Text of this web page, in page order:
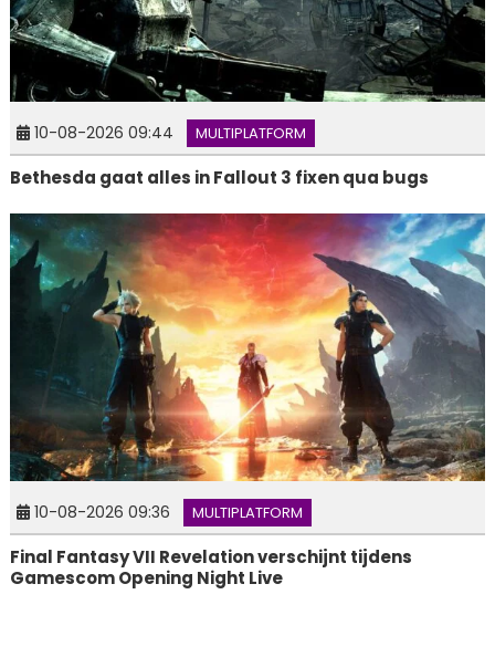
10-08-2026 09:44 MULTIPLATFORM
Bethesda gaat alles in Fallout 3 fixen qua bugs
10-08-2026 09:36 MULTIPLATFORM
Final Fantasy VII Revelation verschijnt tijdens
Gamescom Opening Night Live